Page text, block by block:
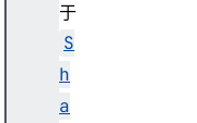
于
S
h
a